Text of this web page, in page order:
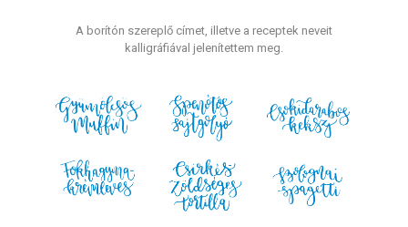
A borítón szereplő címet, illetve a receptek neveit
kalligráfiával jelenítettem meg.​